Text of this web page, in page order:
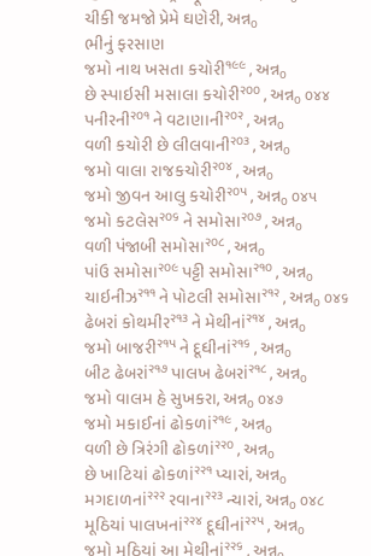
ચીકી જમજો પ્રેમે ઘણેરી, અન્ન૦
ભીનું ફરસાણ
જમો નાથખસતા કચોરી૧૯૯ , અન્ન૦
છેસ્પાઇસી મસાલા કચોરી૨૦૦ , અન્ન૦ ૦૪૪
પનીરની૨૦૧ નેવટાણાની૨૦૨ , અન્ન૦
વળી કચોરી છે લીલવાની૨૦૩ , અન્ન૦
જમો વાલારાજકચોરી૨૦૪ , અન્ન૦
જમો જીવનઆલુ કચોરી૨૦૫ , અન્ન૦ ૦૪૫
જમો કટલેસ૨૦૬ નેસમોસા૨૦૭ , અન્ન૦
વળીપંજાબી સમોસા૨૦૮ , અન્ન૦
પાંઉ સમોસા૨૦૯ પટ્ટી સમોસા૨૧૦ , અન્ન૦
ચાઇનીઝ૨૧૧ નેપોટલી સમોસા૨૧૨ , અન્ન૦ ૦૪૬
ઢેબરાં કોથમીર૨૧૩ નેમેથીનાં૨૧૪ , અન્ન૦
જમો બાજરી૨૧૫ ને દૂધીનાં૨૧૬ , અન્ન૦
બીટ ઢેબરાં૨૧૭ પાલખ ઢેબરાં૨૧૮ , અન્ન૦
જમો વાલમ હે સુખકરા, અન્ન૦ ૦૪૭
જમોમકાઈનાં ઢોકળાં૨૧૯ , અન્ન૦
વળી છે ત્રિરંગીઢોકળાં૨૨૦ , અન્ન૦
છેખાટિયાં ઢોકળાં૨૨૧ પ્યારાં, અન્ન૦
મગદાળનાં૨૨૨ રવાના૨૨૩ ન્યારાં, અન્ન૦ ૦૪૮
મૂઠિયાં પાલખનાં૨૨૪ દૂધીનાં૨૨૫ , અન્ન૦
૨૨૬